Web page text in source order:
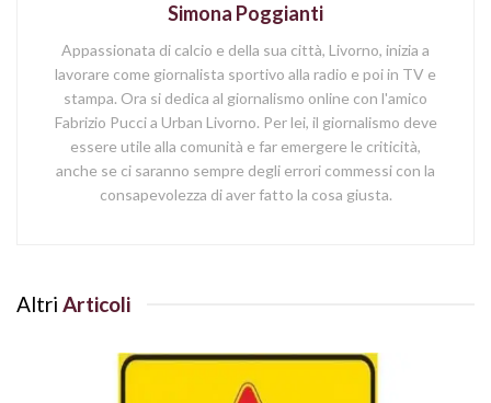
Simona Poggianti
Appassionata di calcio e della sua città, Livorno, inizia a
lavorare come giornalista sportivo alla radio e poi in TV e
stampa. Ora si dedica al giornalismo online con l'amico
Fabrizio Pucci a Urban Livorno. Per lei, il giornalismo deve
essere utile alla comunità e far emergere le criticità,
anche se ci saranno sempre degli errori commessi con la
consapevolezza di aver fatto la cosa giusta.
Altri Articoli